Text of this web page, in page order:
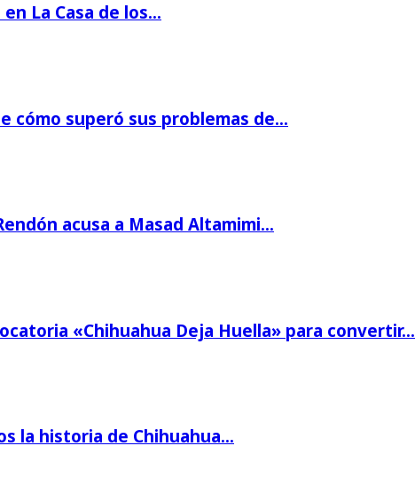
La Casa de los…
cómo superó sus problemas de…
acusa a Masad Altamimi…
«Chihuahua Deja Huella» para convertir…
la historia de Chihuahua…